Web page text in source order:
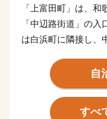
「上富田町」は、
「中辺路街道」の
は白浜町に隣接し、
自
すべ